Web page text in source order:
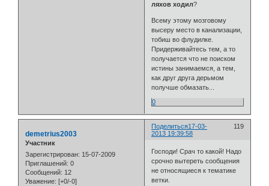
ляхов ходил?
Всему этому мозговому
высеру место в канализации,
тобиш во флудилке.
Придерживайтесь тем, а то
получается что не поиском
истины занимаемся, а тем,
как друг друга дерьмом
получше обмазать...
0
Поделиться 119
17-03-
2013 19:39:58
demetrius2003
Участник
Зарегистрирован: 15-07-2009
Приглашений: 0
Сообщений: 12
Уважение: [+0/-0]
Господи! Срач то какой! Надо
срочно вытереть сообщения
не относящиеся к тематике
ветки.